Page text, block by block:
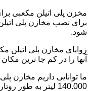
مخزن پلی اتیلن مکعبی
برای نصب مخازن پلی
شود.
زوایای مخازن پلی اتیلن
آنها را در کم جا ترین
140.000 لیتر به طور روتاری و دوجداره در قالب های روش